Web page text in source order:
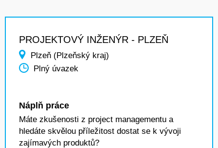
PROJEKTOVÝ INŽENÝR - PLZEŇ
Plzeň (Plzeňský kraj)
Plný úvazek
Náplň práce
Máte zkušenosti z project managementu a
hledáte skvělou příležitost dostat se k vývoji
zajímavých produktů?